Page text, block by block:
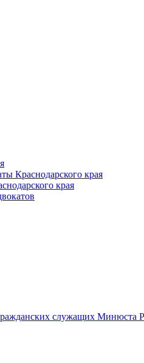
Краснодарского края
края
служащих Минюста